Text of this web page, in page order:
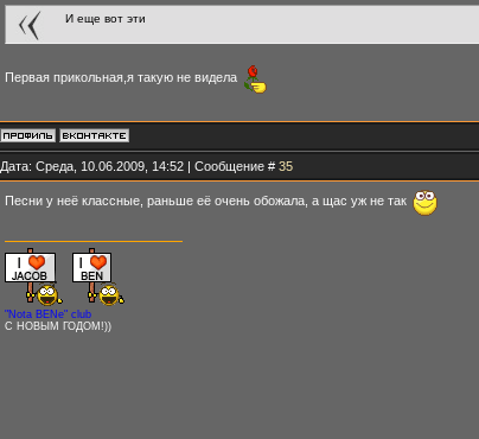
И еще вот эти
Первая прикольная,я такую не видела
Дата: Среда, 10.06.2009, 14:52 | Сообщение # 35
Песни у неё классные, раньше её очень обожала, а щас уж не так
"Nota BENe" club
С НОВЫМ ГОДОМ!))